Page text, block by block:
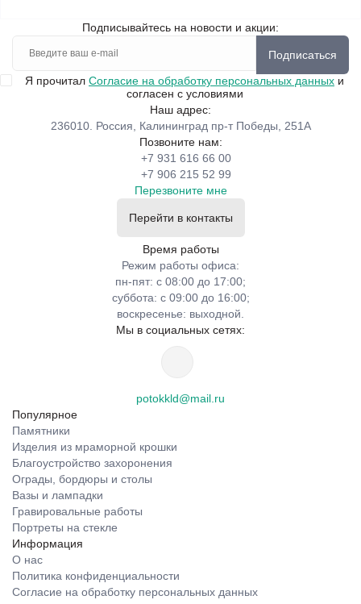
Подписывайтесь на новости и акции:
Подписаться
Я прочитал Согласие на обработку персональных данных и
согласен с условиями
Наш адрес:
236010. Россия, Калининград пр-т Победы, 251А
Позвоните нам:
+7 931 616 66 00
+7 906 215 52 99
Перезвоните мне
Перейти в контакты
Время работы
Режим работы офиса:
пн-пят: с 08:00 до 17:00;
суббота: с 09:00 до 16:00;
воскресенье: выходной.
Мы в социальных сетях:
potokkld@mail.ru
Популярное
Памятники
Изделия из мраморной крошки
Благоустройство захоронения
Ограды, бордюры и столы
Вазы и лампадки
Гравировальные работы
Портреты на стекле
Информация
О нас
Политика конфиденциальности
Согласие на обработку персональных данных